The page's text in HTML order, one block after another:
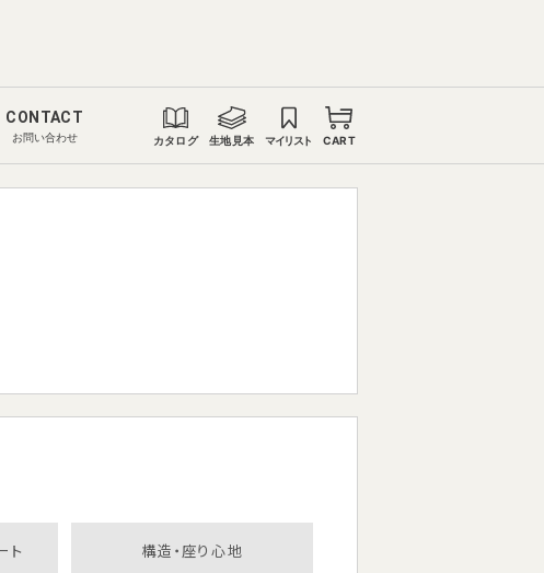
CONTACT
お問い合わせ カタログ 生地見本 マイリスト CART
ト 構造・座り心地